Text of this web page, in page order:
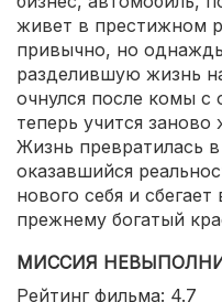
живет в престижном
привычно, но
разделившую жизнь
очнулся после комы
теперь учится
Жизнь превратилась
оказавшийся
нового себя и
прежнему богатый
МИССИЯ
Рейтинг фильма: 4.7